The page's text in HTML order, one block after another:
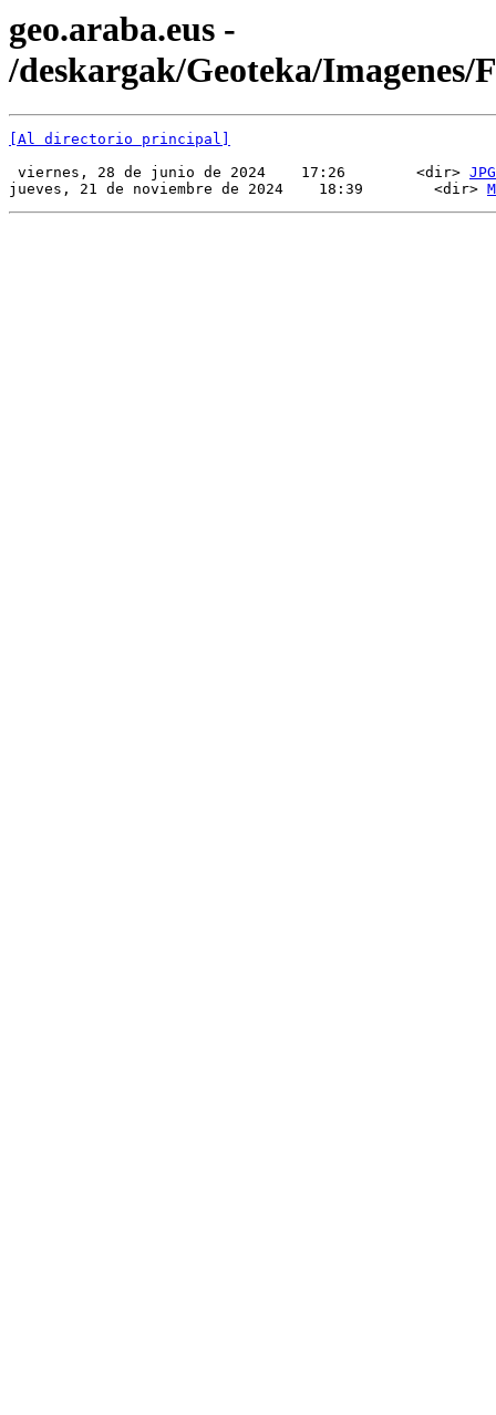
geo.araba.eus -
/deskargak/Geoteka/Imagenes/
[Al directorio principal]
viernes, 28 de junio de 2024    17:26        <dir> JPG
jueves, 21 de noviembre de 2024    18:39        <dir>